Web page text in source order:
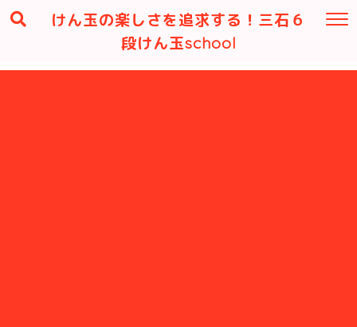
けん玉の楽しさを追求する！三石６
段けん玉school